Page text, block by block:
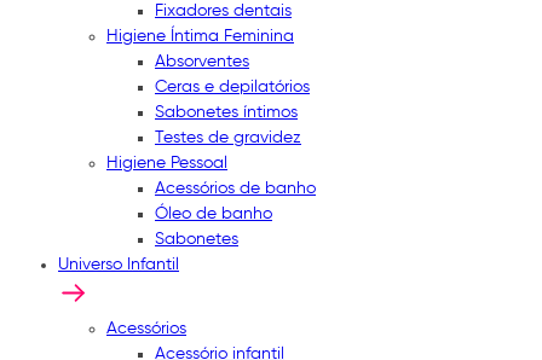
Fixadores dentais
Higiene Íntima Feminina
Absorventes
Ceras e depilatórios
Sabonetes íntimos
Testes de gravidez
Higiene Pessoal
Acessórios de banho
Óleo de banho
Sabonetes
Universo Infantil
Acessórios
Acessório infantil